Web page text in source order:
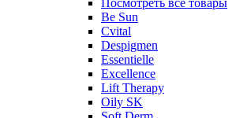
Посмотреть все товары
Be Sun
Cvital
Despigmen
Essentielle
Excellence
Lift Therapy
Oily SK